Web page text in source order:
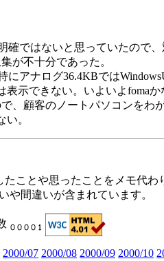
確ではないと思っていたので
が不十分であった。
アナログ36.4KBでは
表示できない。いよいよfoma
、顧客のノートパソコンをわ
。
たことや思ったことをメモ代わ
や間違いが含まれています。
2000/07 2000/08 2000/09 2000/10